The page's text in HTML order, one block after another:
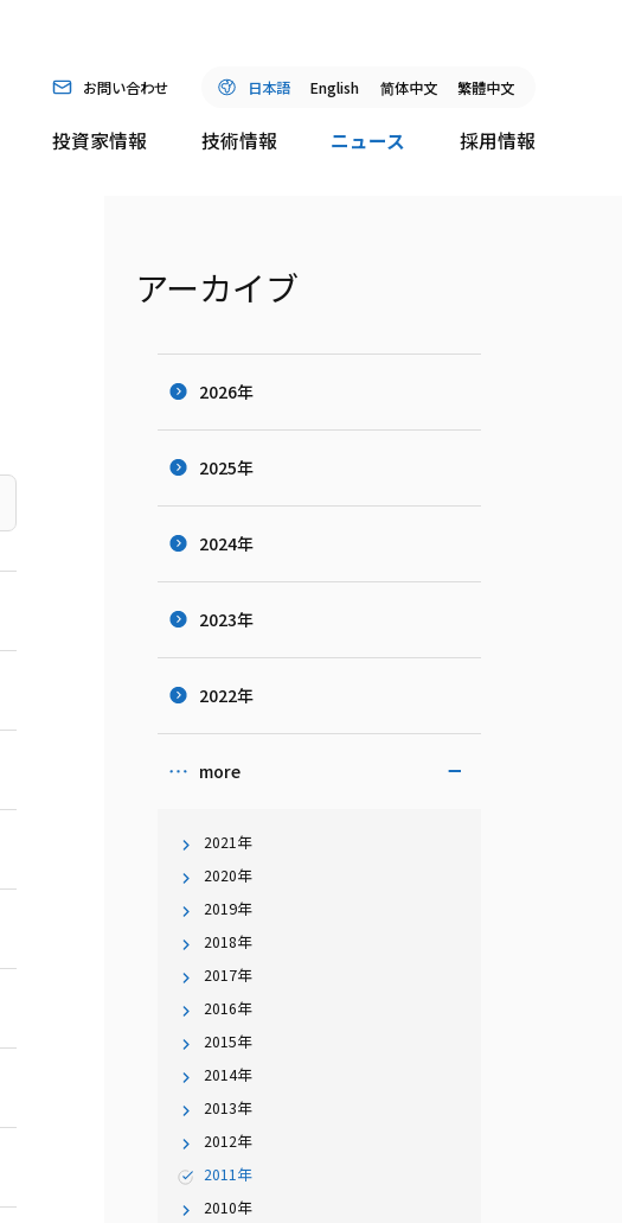
お問い合わせ 日本語 English 简体中文 繁體中文
投資家情報 技術情報 ニュース 採用情報
アーカイブ
2026年
2025年
2024年
2023年
2022年
more
2021年
2020年
2019年
2018年
2017年
2016年
2015年
2014年
2013年
2012年
2011年
2010年